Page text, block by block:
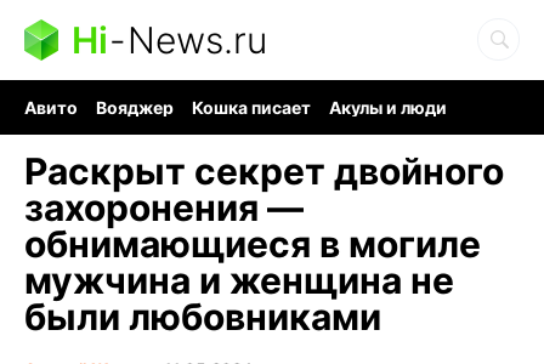
Hi-News.ru
Авито Вояджер Кошка писает
Акулы и люди
Раскрыт секрет двойного
захоронения —
обнимающиеся в могиле
мужчина и женщина не
были любовниками